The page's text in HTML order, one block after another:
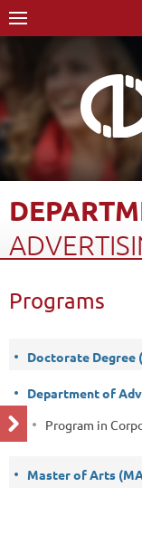
Home Page Academics
Programs
Programs
Doctorate Degree
Department of
Program in
Master of Arts